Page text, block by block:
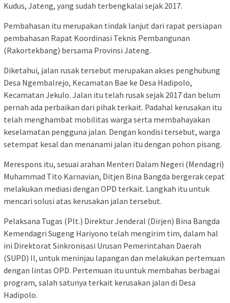
Kudus, Jateng, yang sudah terbengkalai sejak 2017.
Pembahasan itu merupakan tindak lanjut dari rapat persiapan
pembahasan Rapat Koordinasi Teknis Pembangunan
(Rakortekbang) bersama Provinsi Jateng.
Diketahui, jalan rusak tersebut merupakan akses penghubung
Desa Ngembalrejo, Kecamatan Bae ke Desa Hadipolo,
Kecamatan Jekulo. Jalan itu telah rusak sejak 2017 dan belum
pernah ada perbaikan dari pihak terkait. Padahal kerusakan itu
telah menghambat mobilitas warga serta membahayakan
keselamatan pengguna jalan. Dengan kondisi tersebut, warga
setempat kesal dan menanami jalan itu dengan pohon pisang.
Merespons itu, sesuai arahan Menteri Dalam Negeri (Mendagri)
Muhammad Tito Karnavian, Ditjen Bina Bangda bergerak cepat
melakukan mediasi dengan OPD terkait. Langkah itu untuk
mencari solusi atas kerusakan jalan tersebut.
Pelaksana Tugas (Plt.) Direktur Jenderal (Dirjen) Bina Bangda
Kemendagri Sugeng Hariyono telah mengirim tim, dalam hal
ini Direktorat Sinkronisasi Urusan Pemerintahan Daerah
(SUPD) II, untuk meninjau lapangan dan melakukan pertemuan
dengan lintas OPD. Pertemuan itu untuk membahas berbagai
program, salah satunya terkait kerusakan jalan di Desa
Hadipolo.